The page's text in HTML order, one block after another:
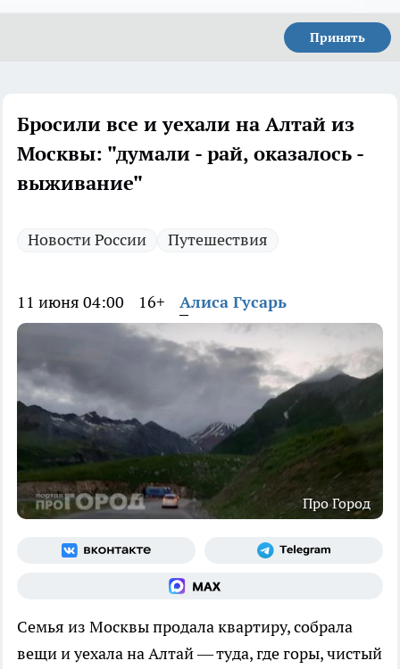
Принять
Бросили все и уехали на Алтай из
Москвы: "думали - рай, оказалось -
выживание"
Новости России Путешествия
11 июня 04:00 16+ Алиса Гусарь
Про Город
Семья из Москвы продала квартиру, собрала
вещи и уехала на Алтай — туда, где горы, чистый